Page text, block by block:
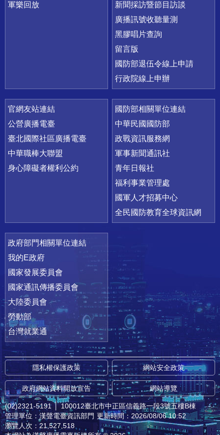
軍樂回放
新聞採訪暨節目訪談
廣播訊號收聽量測
黑膠唱片查詢
留言版
國防部退伍令線上申請
行政院線上申辦
官網友站連結
公營廣播電臺
臺北國際社區廣播電臺
中華職棒大聯盟
身心障礙者權利公約
國防部相關單位連結
中華民國國防部
政戰資訊服務網
軍事新聞通訊社
青年日報社
福利事業管理處
國軍人才招募中心
全民國防教育全球資訊網
政府部門相關單位連結
我的E政府
國家發展委員會
國家通訊傳播委員會
大陸委員會
勞動部
台灣就業通
隱私權保護政策 網站安全政策
政府網站資料開放宣告 網站導覽
(02)2321-5191 │ 100012臺北市中正區信義路一段3號五樓B棟
管理單位：漢聲電臺資訊部門 更新時間：2026/08/06 10:52
瀏覽人次：21,527,518